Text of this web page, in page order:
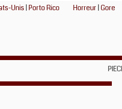
Unis |Porto Rico Horreur |Gore